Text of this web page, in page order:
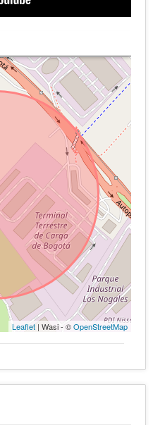
Leaflet | Wasi - ©OpenStreetMap